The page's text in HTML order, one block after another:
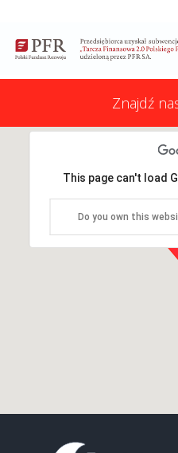
Znajdź
This page can't load
Do you own this